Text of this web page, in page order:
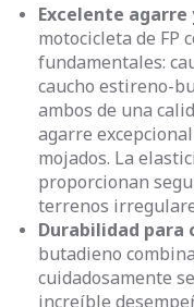
Excelente
motocicleta de FP
fundamentales:
caucho estireno-
ambos de una
agarre
mojados. La
proporcionan
terrenos
Durabilidad para
butadieno
cuidadosamente
increíble